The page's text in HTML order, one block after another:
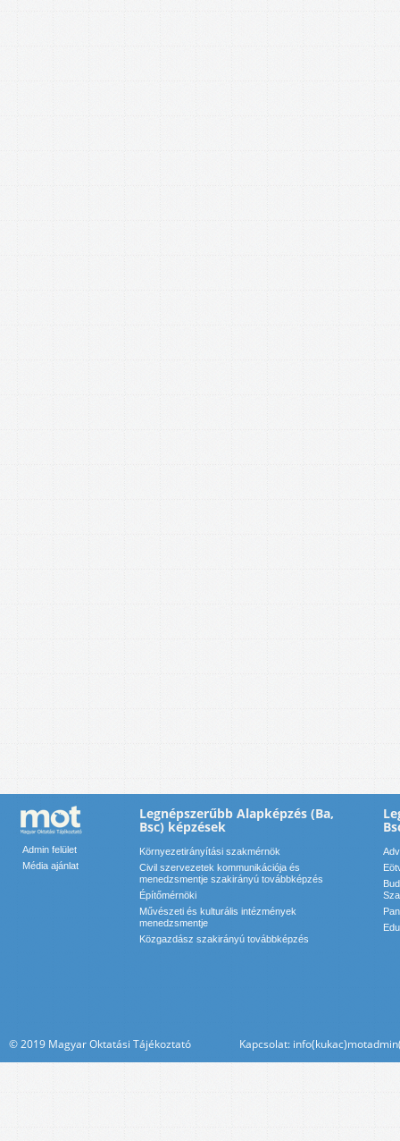
Admin felület
Média ajánlat
Legnépszerűbb Alapképzés (Ba,
Bsc) képzések
Környezetirányítási szakmérnök
Civil szervezetek kommunikációja és
menedzsmentje szakirányú továbbképzés
Építőmérnöki
Művészeti és kulturális intézmények
menedzsmentje
Közgazdász szakirányú továbbképzés
© 2019 Magyar Oktatási Tájékoztató Kapcsolat: